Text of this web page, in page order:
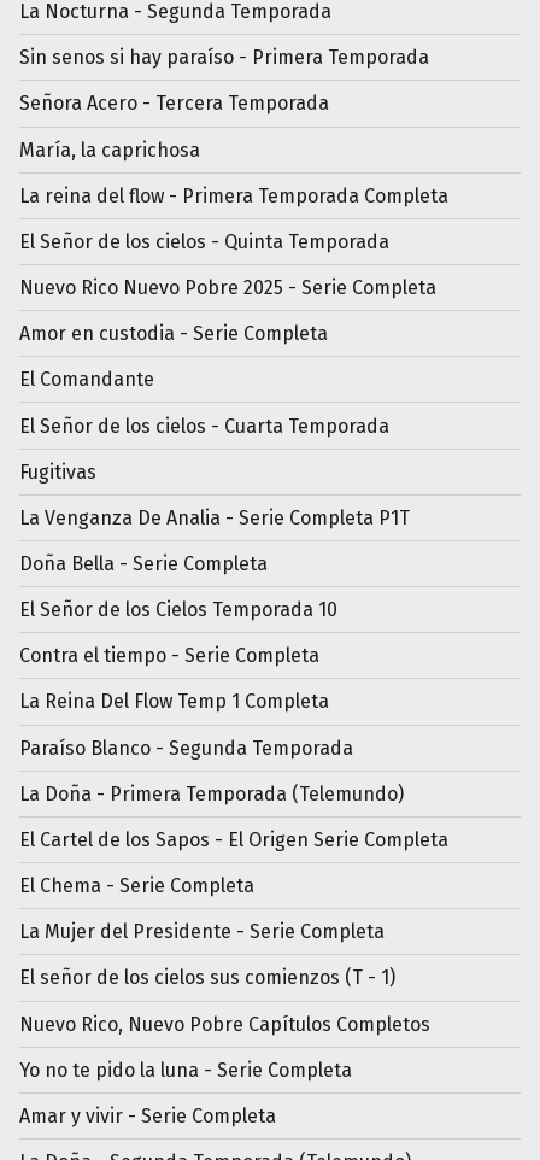
La Nocturna - Segunda Temporada
Sin senos si hay paraíso - Primera Temporada
Señora Acero - Tercera Temporada
María, la caprichosa
La reina del flow - Primera Temporada Completa
El Señor de los cielos - Quinta Temporada
Nuevo Rico Nuevo Pobre 2025 - Serie Completa
Amor en custodia - Serie Completa
El Comandante
El Señor de los cielos - Cuarta Temporada
Fugitivas
La Venganza De Analia - Serie Completa P1T
Doña Bella - Serie Completa
El Señor de los Cielos Temporada 10
Contra el tiempo - Serie Completa
La Reina Del Flow Temp 1 Completa
Paraíso Blanco - Segunda Temporada
La Doña - Primera Temporada (Telemundo)
El Cartel de los Sapos - El Origen Serie Completa
El Chema - Serie Completa
La Mujer del Presidente - Serie Completa
El señor de los cielos sus comienzos (T - 1)
Nuevo Rico, Nuevo Pobre Capítulos Completos
Yo no te pido la luna - Serie Completa
Amar y vivir - Serie Completa